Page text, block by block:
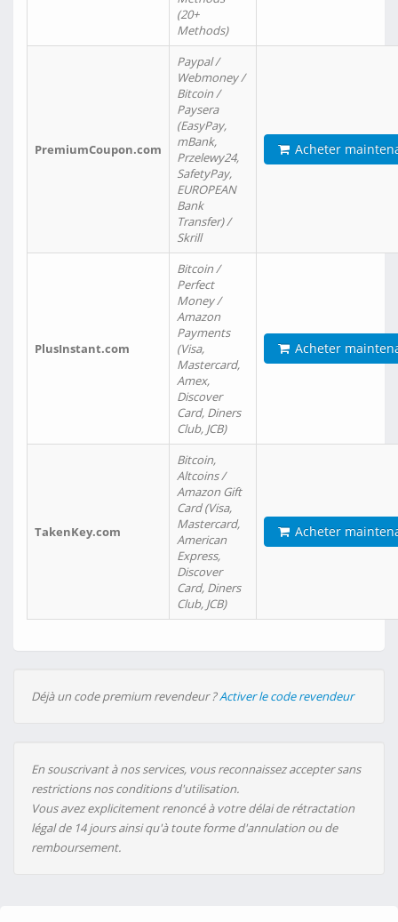
(20+
Methods)
PremiumCoupon.com
Paypal /
Webmoney /
Bitcoin /
Paysera
(EasyPay,
mBank,
Przelewy24,
SafetyPay,
EUROPEAN
Bank
Transfer) /
Skrill
Acheter
PlusInstant.com
Bitcoin /
Perfect
Money /
Amazon
Payments
(Visa,
Mastercard,
Amex,
Discover
Card, Diners
Club, JCB)
Acheter
TakenKey.com
Bitcoin,
Altcoins /
Amazon Gift
Card (Visa,
Mastercard,
American
Express,
Discover
Card, Diners
Club, JCB)
Acheter
Déjà un code premium revendeur ?Activer le code revendeur
En souscrivant à nos services, vous reconnaissez accepter sans
restrictions nos conditions d'utilisation.
Vous avez explicitement renoncé à votre délai de rétractation
légal de 14 jours ainsi qu'à toute forme d'annulation ou de
remboursement.